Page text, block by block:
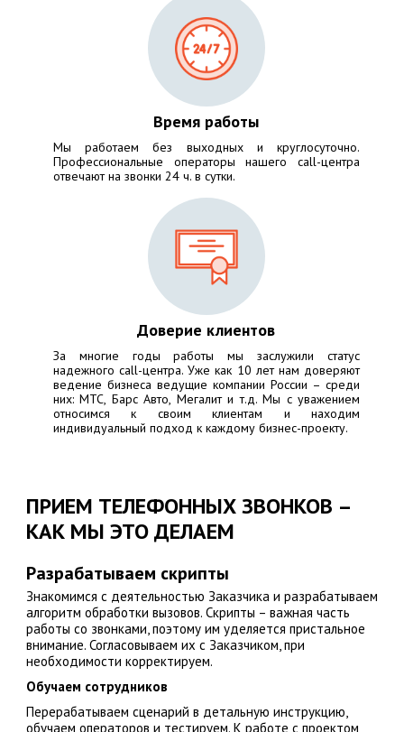
Время работы
Мы работаем без выходных и круглосуточно.
Профессиональные операторы нашего call-центра
отвечают на звонки 24 ч. в сутки.
Доверие клиентов
За многие годы работы мы заслужили статус
надежного call-центра. Уже как 10 лет нам доверяют
ведение бизнеса ведущие компании России – среди
них:МТС, Барс Авто, Мегалити т.д. Мы с уважением
относимся к своим клиентам и находим
индивидуальный подход к каждому бизнес-проекту.
ПРИЕМ ТЕЛЕФОННЫХ ЗВОНКОВ –
КАК МЫ ЭТО ДЕЛАЕМ
Разрабатываем скрипты
Знакомимся с деятельностью Заказчика и разрабатываем
алгоритм обработки вызовов. Скрипты – важная часть
работы со звонками, поэтому им уделяется пристальное
внимание. Согласовываем их с Заказчиком, при
необходимости корректируем.
Обучаем сотрудников
Перерабатываем сценарий в детальную инструкцию,
обучаем операторов и тестируем. К работе с проектом